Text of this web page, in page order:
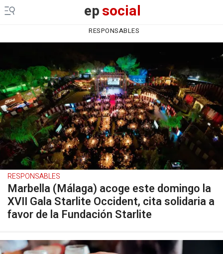
epsocial
RESPONSABLES
RESPONSABLES
Marbella (Málaga) acoge este domingo la
XVII Gala Starlite Occident, cita solidaria a
favor de la Fundación Starlite